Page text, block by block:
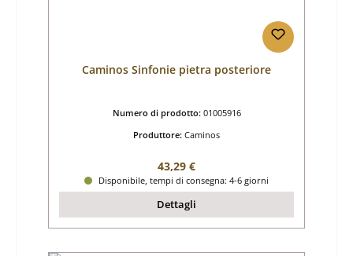
Caminos Sinfonie pietra posteriore
Numero di prodotto: 01005916
Produttore: Caminos
Prezzo normale:
43,29 €
Disponibile, tempi di consegna: 4-6 giorni
Dettagli